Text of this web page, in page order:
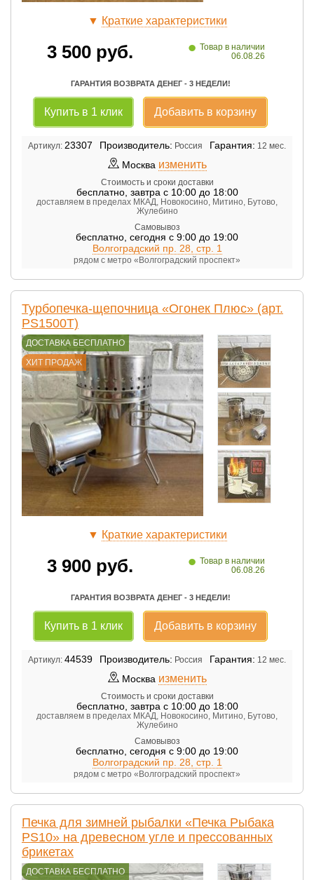
▼ Краткие характеристики
3 500 руб. • Товар в наличии
06.08.26
ГАРАНТИЯ ВОЗВРАТА ДЕНЕГ - 3 НЕДЕЛИ!
Купить в 1 клик Добавить в корзину
Артикул: 23307 Производитель: Россия Гарантия: 12 мес.
Москва изменить
Стоимость и сроки доставки
бесплатно, завтра с 10:00 до 18:00
доставляем в пределах МКАД, Новокосино, Митино, Бутово,
Жулебино
Самовывоз
бесплатно сегодня с 9:00 до 19:00
Волгоградский пр. 28, стр. 1
рядом с метро «Волгоградский проспект»
Турбопечка-щепочница «Огонек Плюс» (арт.
PS1500Т)
ДОСТАВКА БЕСПЛАТНО
ХИТ ПРОДАЖ
▼ Краткие характеристики
3 900 руб. • Товар в наличии
06.08.26
ГАРАНТИЯ ВОЗВРАТА ДЕНЕГ - 3 НЕДЕЛИ!
Купить в 1 клик Добавить в корзину
Артикул: 44539 Производитель: Россия Гарантия: 12 мес.
Москва изменить
Стоимость и сроки доставки
бесплатно, завтра с 10:00 до 18:00
доставляем в пределах МКАД, Новокосино, Митино, Бутово,
Жулебино
Самовывоз
бесплатно сегодня с 9:00 до 19:00
Волгоградский пр. 28, стр. 1
рядом с метро «Волгоградский проспект»
Печка для зимней рыбалки «Печка Рыбака
PS10» на древесном угле и прессованных
брикетах
ДОСТАВКА БЕСПЛАТНО